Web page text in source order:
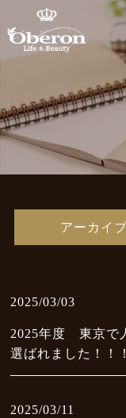
銀座 オベロンに
About Us
鍼・メディセル
メニュー・料金
News
ブログ
Blog
アーカイブ
2025/03/03
2025年度 東京で
選ばれました！！！
2025/03/11